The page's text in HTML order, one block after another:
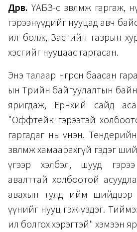
Дөрөв. ҮАБЗ-өөс зөвлөмж
гэрээнүүдийг нууцад авч
ил болж, Засгийн газрын
хэсгийг нууцаас гаргасан.
Энэ талаар өнгөрсөн баасан
ын Төрийн байгуулалтын
яригдаж, Ерөнхий сайд
"Оффтейк гэрээтэй
гаргадаг нь үнэн.
зөвлөмж хамаарахгүй гэдэг
үгээр хэлбэл, шууд
авалттай холбоотой
авахын тулд ийм шийдвэр
үүнийг нууц гэж үздэг.
ил болгох хэрэгтэй" хэмээн